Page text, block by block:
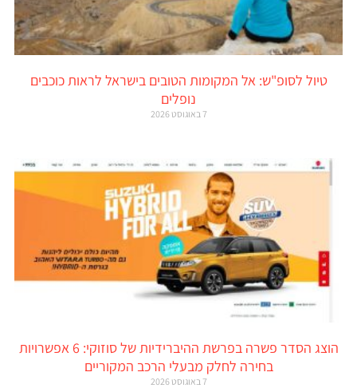
טיול לסופ"ש: אל המקומות הטובים בישראל לראות כוכבים
נופלים
7 באוגוסט 2026
הוצג הסדר פשרה בפרשת ההיברידיות של סוזוקי: 6 אפשרויות
בחירה לחלק מבעלי הרכב המקוריים
7 באוגוסט 2026